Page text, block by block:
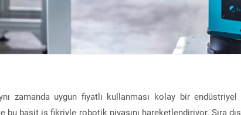
zamanda uygun fiyatlı kullanması kolay bir
basit iş fikriyle robotik piyasını hareketlendiriyor. Sıra